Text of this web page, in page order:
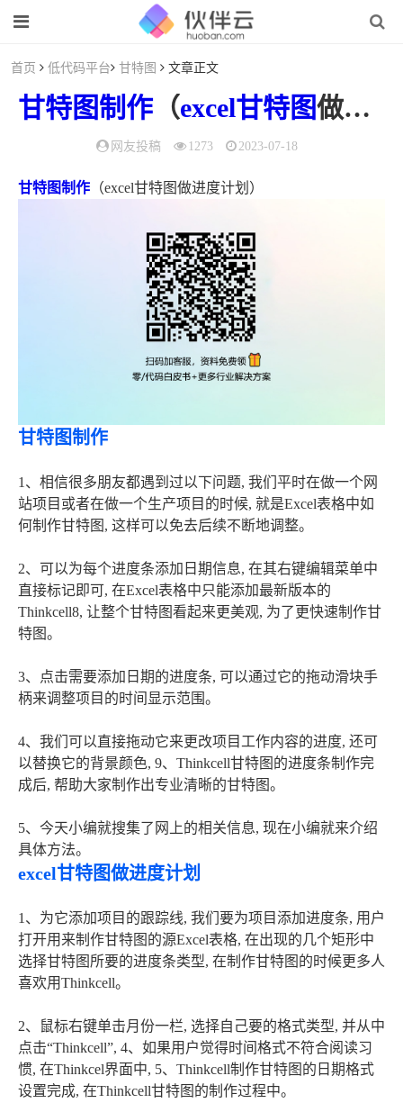
首页 低代码平台 甘特图 文章正文
甘特图制作 （excel甘特图做进度计划）
网友投稿 1273 2023-07-18
甘特图制作 （excel甘特图做进度计划）
甘特图制作
1、相信很多朋友都遇到过以下问题, 我们平时在做一个网
站项目或者在做一个生产项目的时候, 就是Excel表格中如
何制作甘特图, 这样可以免去后续不断地调整。
2、可以为每个进度条添加日期信息, 在其右键编辑菜单中
直接标记即可, 在Excel表格中只能添加最新版本的
Thinkcell8, 让整个甘特图看起来更美观, 为了更快速制作甘
特图。
3、点击需要添加日期的进度条, 可以通过它的拖动滑块手
柄来调整项目的时间显示范围。
4、我们可以直接拖动它来更改项目工作内容的进度, 还可
以替换它的背景颜色, 9、Thinkcell甘特图的进度条制作完
成后, 帮助大家制作出专业清晰的甘特图。
5、今天小编就搜集了网上的相关信息, 现在小编就来介绍
具体方法。
excel甘特图做进度计划
1、为它添加项目的跟踪线, 我们要为项目添加进度条, 用户
打开用来制作甘特图的源Excel表格, 在出现的几个矩形中
选择甘特图所要的进度条类型, 在制作甘特图的时候更多人
喜欢用Thinkcell。
2、鼠标右键单击月份一栏, 选择自己要的格式类型, 并从中
点击“Thinkcell”, 4、如果用户觉得时间格式不符合阅读习
惯, 在Thinkcel界面中, 5、Thinkcell制作甘特图的日期格式
设置完成, 在Thinkcell甘特图的制作过程中。